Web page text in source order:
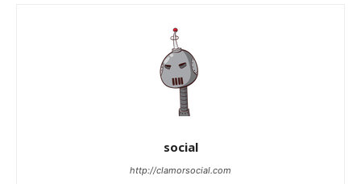
social
http://clamorsocial.com